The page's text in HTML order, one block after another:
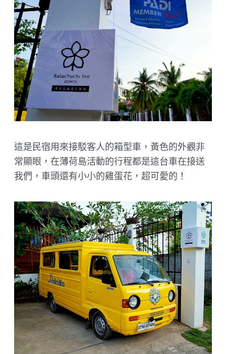
這是民宿用來接駁客人的箱型車，黃色的外觀非
常顯眼，在薄荷島活動的行程都是這台車在接送
我們，車頭還有小小的雞蛋花，超可愛的！